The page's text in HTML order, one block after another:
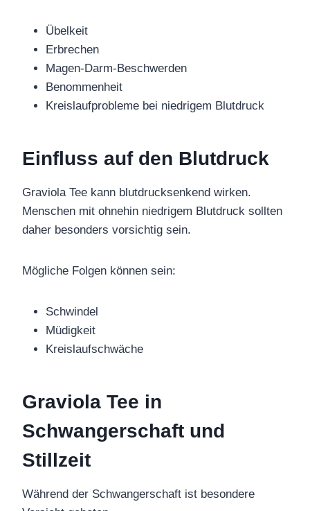
Übelkeit
Erbrechen
Magen-Darm-Beschwerden
Benommenheit
Kreislaufprobleme bei niedrigem Blutdruck
Einfluss auf den Blutdruck
Graviola Tee kann blutdrucksenkend wirken.
Menschen mit ohnehin niedrigem Blutdruck sollten
daher besonders vorsichtig sein.
Mögliche Folgen können sein:
Schwindel
Müdigkeit
Kreislaufschwäche
Graviola Tee in
Schwangerschaft und
Stillzeit
Während der Schwangerschaft ist besondere